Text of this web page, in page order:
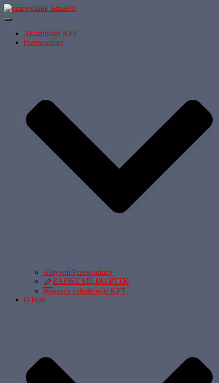
Przełącz Nawigację
Aktualności KPT
Przewodnicy
Aktywni Przewodnicy
ZAPISZ SIĘ DO PTTK
Wszyscy członkowie KPT
O Kole